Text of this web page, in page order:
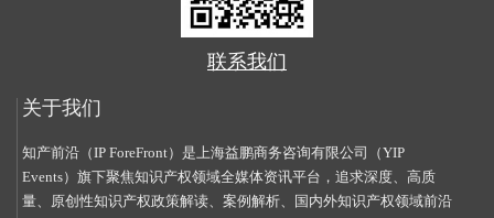
联系我们
关于我们
知产前沿（IP ForeFront）是上海益鹏商务咨询有限公司（YIP
Events）旗下聚焦知识产权领域全媒体资讯平台，追求深度、高质
量、原创性知识产权政策解读、案例解析、国内外知识产权领域前沿